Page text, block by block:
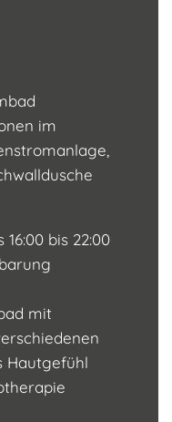
im
bis 22:00
mit
Hautgefühl